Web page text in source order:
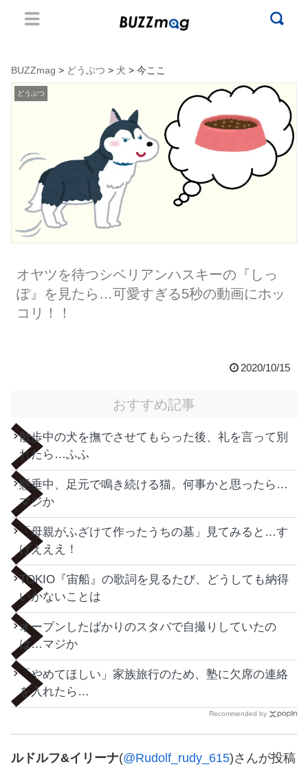
BUZZmag > どうぶつ > 犬 > 今ここ
どうぶつ
オヤツを待つシベリアンハスキーの『しっ
ぽ』を見たら…可愛すぎる5秒の動画にホッ
コリ！！
2020/10/15
おすすめ記事
散歩中の犬を撫でさせてもらった後、礼を言って別
れたら…ふふ
懸垂中、足元で鳴き続ける猫。何事かと思ったら…
マジか
「母親がふざけて作ったうちの墓」見てみると…す
げえええ！
TOKIO『宙船』の歌詞を見るたび、どうしても納得
いかないことは
オープンしたばかりのスタバで自撮りしていたの
は…マジか
「やめてほしい」家族旅行のため、塾に欠席の連絡
を入れたら…
Recommended by
ルドルフ&イリーナ(@Rudolf_rudy_615)さんが投稿